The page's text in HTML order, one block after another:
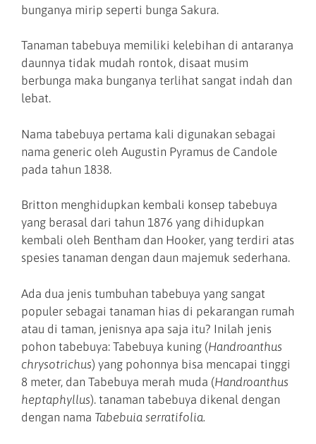
bunganya mirip seperti bunga Sakura.
Tanaman tabebuya memiliki kelebihan di antaranya
daunnya tidak mudah rontok, disaat musim
berbunga maka bunganya terlihat sangat indah dan
lebat.
Nama tabebuya pertama kali digunakan sebagai
nama generic oleh Augustin Pyramus de Candole
pada tahun 1838.
Britton menghidupkan kembali konsep tabebuya
yang berasal dari tahun 1876 yang dihidupkan
kembali oleh Bentham dan Hooker, yang terdiri atas
spesies tanaman dengan daun majemuk sederhana.
Ada dua jenis tumbuhan tabebuya yang sangat
populer sebagai tanaman hias di pekarangan rumah
atau di taman, jenisnya apa saja itu? Inilah jenis
pohon tabebuya: Tabebuya kuning (Handroanthus
chrysotrichus) yang pohonnya bisa mencapai tinggi
8 meter, dan Tabebuya merah muda (Handroanthus
heptaphyllus). tanaman tabebuya dikenal dengan
dengan nama Tabebuia serratifolia.